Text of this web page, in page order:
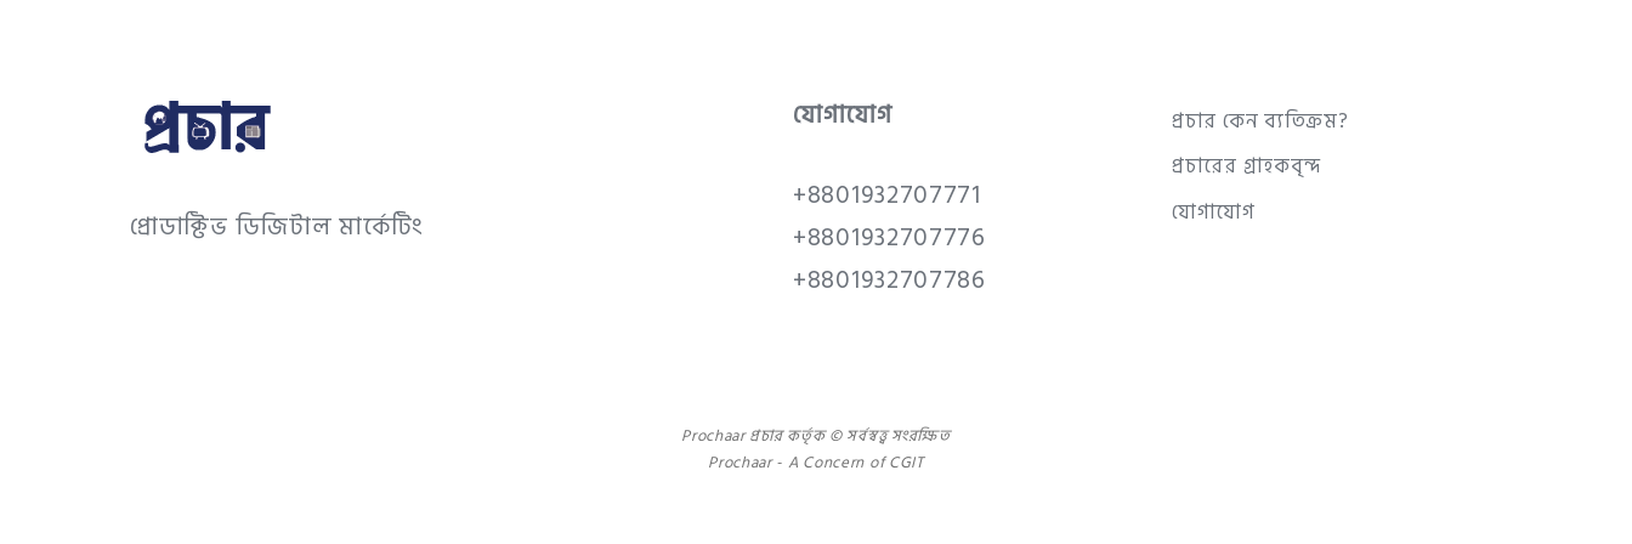
প্রোডাক্টিভ ডিজিটাল মার্কেটিং
যোগাযোগ
+8801932707771
+8801932707776
+8801932707786
প্রচার কেন ব্যতিক্রম?
প্রচারের গ্রাহকবৃন্দ
যোগাযোগ
Prochaar প্রচার কর্তৃক © সর্বস্বত্ত্ব সংরক্ষিত
Prochaar - A Concern ofCGIT